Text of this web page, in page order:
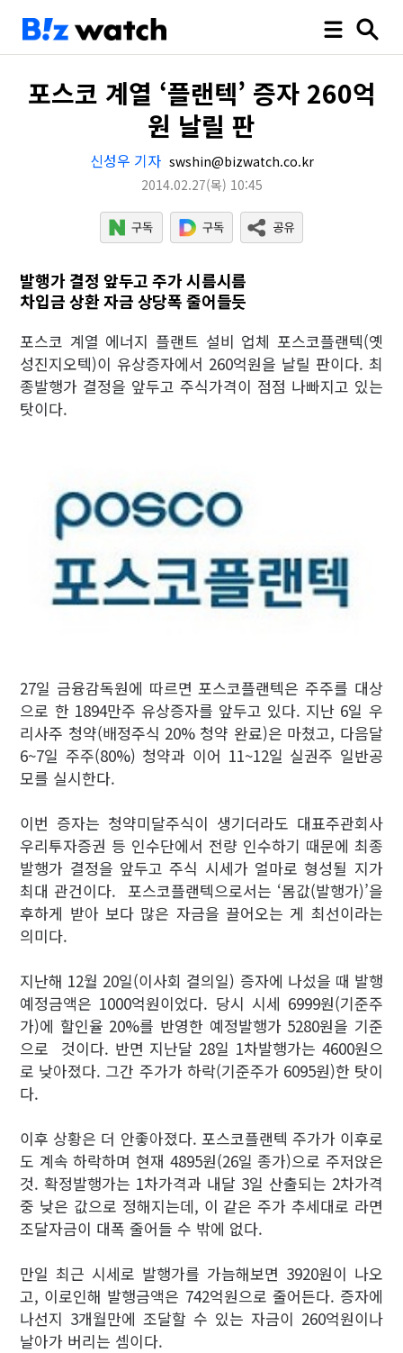
포스코 계열 ‘플랜텍’ 증자 260억
원 날릴 판
신성우 기자 swshin@bizwatch.co.kr
2014.02.27(목) 10:45
발행가 결정 앞두고 주가 시름시름
차입금 상환 자금 상당폭 줄어들듯
포스코 계열 에너지 플랜트 설비 업체 포스코플랜텍(옛
성진지오텍)이 유상증자에서 260억원을 날릴 판이다. 최
종발행가 결정을 앞두고 주식가격이 점점 나빠지고 있는
탓이다.
27일 금융감독원에 따르면 포스코플랜텍은 주주를 대상
으로 한 1894만주 유상증자를 앞두고 있다. 지난 6일 우
리사주 청약(배정주식 20% 청약 완료)은 마쳤고, 다음달
6~7일 주주(80%) 청약과 이어 11~12일 실권주 일반공
모를 실시한다.
이번 증자는 청약미달주식이 생기더라도 대표주관회사
우리투자증권 등 인수단에서 전량 인수하기 때문에 최종
발행가 결정을 앞두고 주식 시세가 얼마로 형성될 지가
최대 관건이다. 포스코플랜텍으로서는 ‘몸값(발행가)’을
후하게 받아 보다 많은 자금을 끌어오는 게 최선이라는
의미다.
지난해 12월 20일(이사회 결의일) 증자에 나섰을 때 발행
예정금액은 1000억원이었다. 당시 시세 6999원(기준주
가)에 할인율 20%를 반영한 예정발행가 5280원을 기준
으로 것이다. 반면 지난달 28일 1차발행가는 4600원으
로 낮아졌다. 그간 주가가 하락(기준주가 6095원)한 탓이
다.
이후 상황은 더 안좋아졌다. 포스코플랜텍 주가가 이후로
도 계속 하락하며 현재 4895원(26일 종가)으로 주저앉은
것. 확정발행가는 1차가격과 내달 3일 산출되는 2차가격
중 낮은 값으로 정해지는데, 이 같은 주가 추세대로 라면
조달자금이 대폭 줄어들 수 밖에 없다.
만일 최근 시세로 발행가를 가늠해보면 3920원이 나오
고, 이로인해 발행금액은 742억원으로 줄어든다. 증자에
나선지 3개월만에 조달할 수 있는 자금이 260억원이나
날아가 버리는 셈이다.